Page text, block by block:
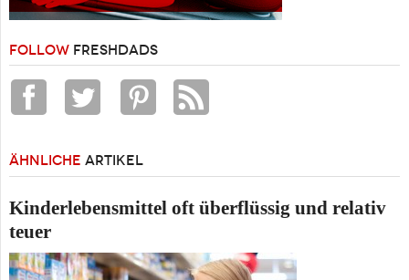
FOLLOW FRESHDADS
ÄHNLICHE ARTIKEL
Kinderlebensmittel oft überflüssig und relativ
teuer